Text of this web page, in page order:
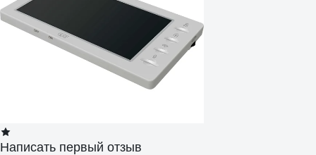
Написать первый отзыв